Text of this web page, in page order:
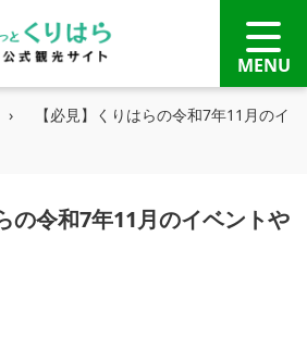
›
【必見】くりはらの令和7年11月のイ
の令和7年11月のイベントや